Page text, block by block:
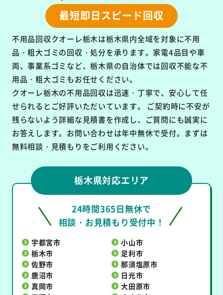
最短即日スピード回収
不用品回収クオーレ栃木は栃木県内全域を対象に不用
品・粗大ゴミの回収・処分を承ります。 家電4品目や車
両、事業系ゴミなど、栃木県の自治体では回収不能な不
用品・粗大ゴミもお任せください。
クオーレ栃木の不用品回収は迅速・丁寧で、安心して任
せられるとご好評いただいています。
ご契約時に不安が
残らないよう詳細な見積書を作成し、ご質問にも誠実に
お答えします。お問い合わせは年中無休で受付。まずは
無料相談・見積もりをご利用ください。
栃木県対応エリア
24時間365日無休で
相談・お見積もり受付中！
宇都宮市
小山市
栃木市
足利市
佐野市
那須塩原市
鹿沼市
日光市
真岡市
大田原市